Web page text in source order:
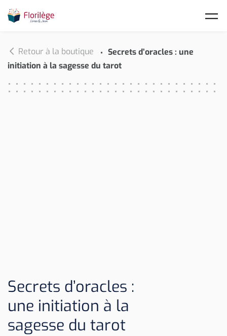
Retour à la boutique
Secrets d’oracles : une
initiation à la sagesse du tarot
Secrets d’oracles :
une initiation à la
sagesse du tarot